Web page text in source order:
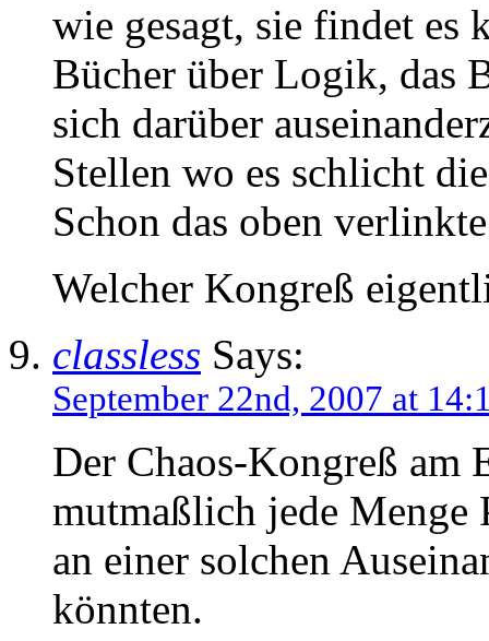
wie gesagt, sie findet es
Bücher über Logik, das
sich darüber
Stellen wo es schlicht
Schon das oben
Welcher Kongreß
classless Says:
September 22nd, 2007 at
Der Chaos-Kongreß am
mutmaßlich jede Menge
an einer solchen
könnten.